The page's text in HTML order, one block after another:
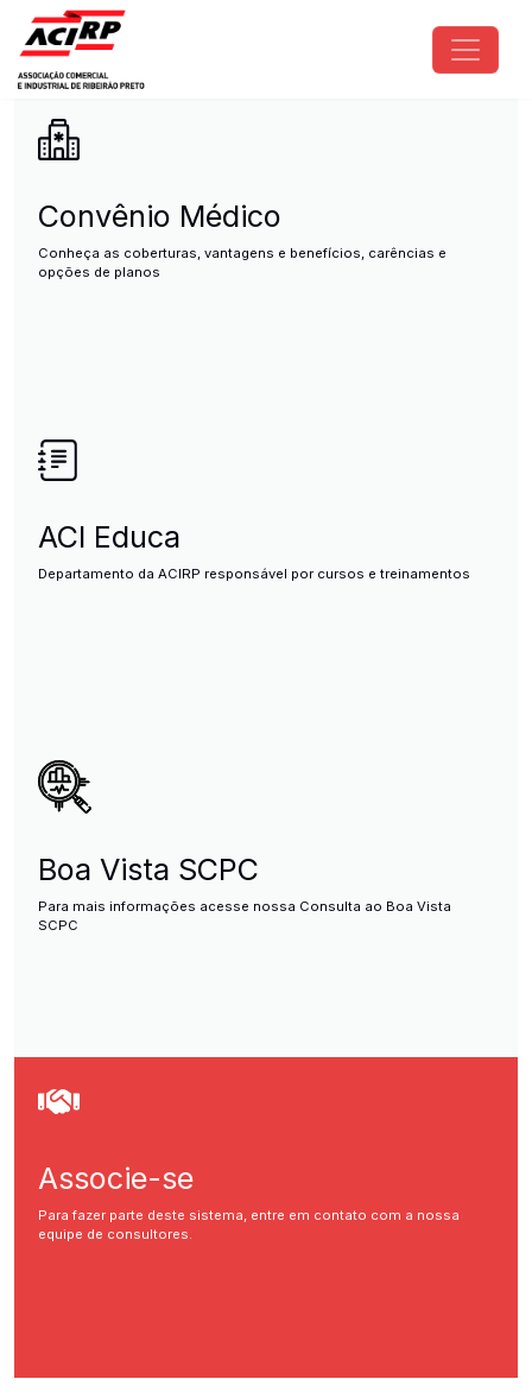
Pular para o conteúdo principal
ACIRP - Associação Comercial
Convênio Médico
Conheça as coberturas, vantagens e benefícios, carências e
opções de planos
ACI Educa
Departamento da ACIRP responsável por cursos e treinamentos
Boa Vista SCPC
Para mais informações acesse nossa Consulta ao Boa Vista
SCPC
Associe-se
Para fazer parte deste sistema, entre em contato com a nossa
equipe de consultores.